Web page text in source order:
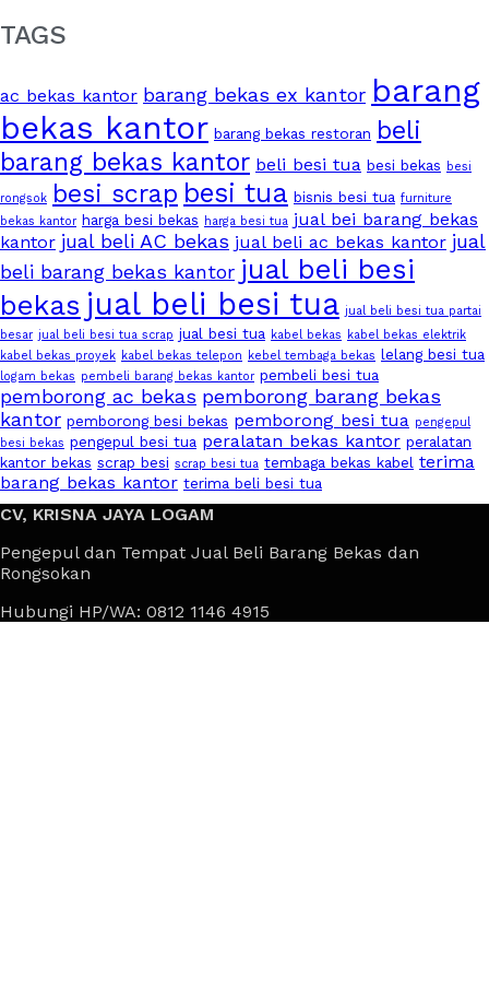
TAGS
ac bekas kantor barang bekas ex kantor barang
bekas kantor barang bekas restoran beli
barang bekas kantor beli besi tua besi bekas besi
rongsok besi scrap besi tua bisnis besi tua furniture
bekas kantor harga besi bekas harga besi tua jual bei barang bekas
kantor jual beli AC bekas jual beli ac bekas kantor jual
beli barang bekas kantor jual beli besi
bekas jual beli besi tua jual beli besi tua partai
besar jual beli besi tua scrap jual besi tua kabel bekas kabel bekas elektrik
kabel bekas proyek kabel bekas telepon kebel tembaga bekas lelang besi tua
logam bekas pembeli barang bekas kantor pembeli besi tua
pemborong ac bekas pemborong barang bekas
kantor pemborong besi bekas pemborong besi tua pengepul
besi bekas pengepul besi tua peralatan bekas kantor peralatan
kantor bekas scrap besi scrap besi tua tembaga bekas kabel terima
barang bekas kantor terima beli besi tua
CV, KRISNA JAYA LOGAM
Pengepul dan Tempat Jual Beli Barang Bekas dan
Rongsokan
Hubungi HP/WA: 0812 1146 4915